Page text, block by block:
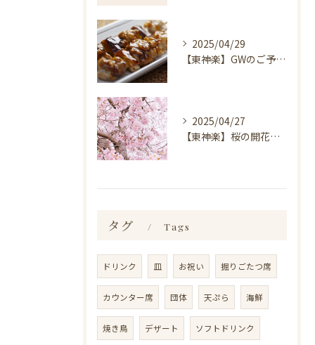
2025/04/29
【東神楽】GWのご予約受付中！｜ランチ・喫茶＆居酒屋 和心
2025/04/27
【東神楽】桜の開花情報＆お花見スポット｜ランチ・喫茶＆居酒屋 和心
タグ Tags
ドリンク 皿 お祝い 掘りごたつ席
カウンター席 団体 天ぷら 海鮮
焼き鳥 デザート ソフトドリンク